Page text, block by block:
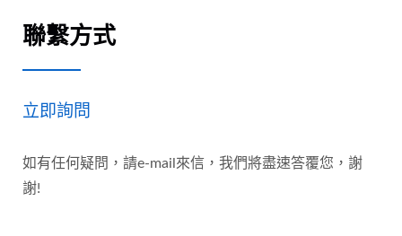
聯繫方式
立即詢問
如有任何疑問，請e-mail來信，我們將盡速答覆您，謝
謝!